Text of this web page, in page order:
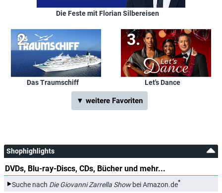
Die Feste mit Florian Silbereisen
Das Traumschiff Let's Dance
▼ weitere Favoriten
Shophighlights
DVDs, Blu-ray-Discs, CDs, Bücher und mehr...
Suche nach Die Giovanni Zarrella Showbei Amazon.de*